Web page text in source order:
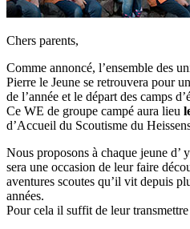
Chers parents,
Comme annoncé, l’ensemble des
Pierre le Jeune se retrouvera pour
de l’année et le départ des camps
Ce WE de groupe campé aura lieu
d’Accueil du Scoutisme du
Nous proposons à chaque jeune d’
sera une occasion de leur faire
aventures scoutes qu’il vit depuis
années.
Pour cela il suffit de leur